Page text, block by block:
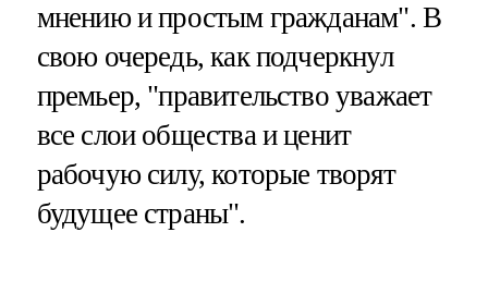
мнению и простым гражданам". В
свою очередь, как подчеркнул
премьер, "правительство уважает
все слои общества и ценит
рабочую силу, которые творят
будущее страны".